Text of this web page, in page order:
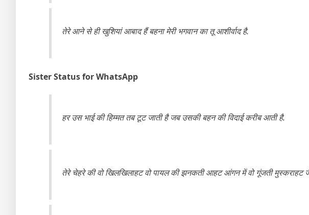
तेरे आने से ही खुशियां आबाद हैं बहना मेरी भगवान का तू आशीर्वाद है.
Sister Status for WhatsApp
हर उस भाई की हिम्मत तब टूट जाती है जब उसकी बहन की विदाई करीब आती है.
तेरे चेहरे की वो खिलखिलाहट वो पायल की झनकती आहट आंगन में वो गूंजती मुस्कराहट